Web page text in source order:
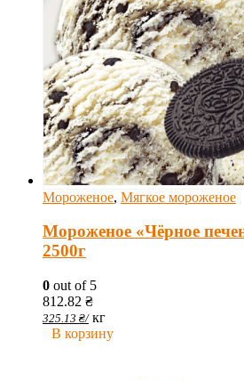
Мороженое, Мягкое мороженое
Мороженое «Чёрное
2500г
0 out of 5
812.82 ₴
325.13 ₴/ кг
В корзину